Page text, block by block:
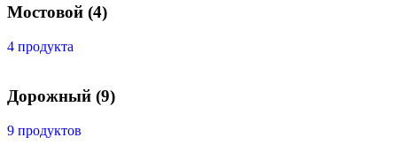
Мостовой (4)
4 продукта
Дорожный (9)
9 продуктов